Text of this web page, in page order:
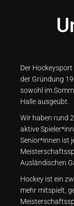
Der
der Gründung
sowohl im
Halle ausgeübt.
Wir haben rund
aktive
Senior*innen ist
Ausländischen
Hockey ist ein
mehr mitspielt,